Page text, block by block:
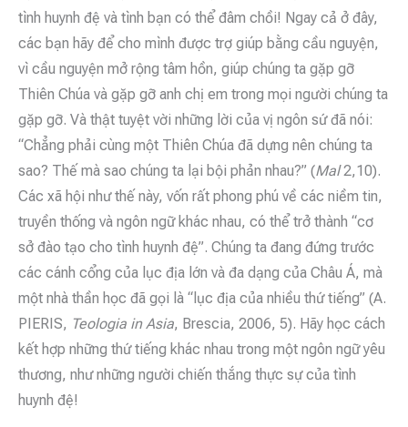
tình huynh đệ và tình bạn có thể đâm chồi! Ngay cả ở đây,
các bạn hãy để cho mình được trợ giúp bằng cầu nguyện,
vì cầu nguyện mở rộng tâm hồn, giúp chúng ta gặp gỡ
Thiên Chúa và gặp gỡ anh chị em trong mọi người chúng ta
gặp gỡ. Và thật tuyệt vời những lời của vị ngôn sứ đã nói:
“Chẳng phải cùng một Thiên Chúa đã dựng nên chúng ta
sao? Thế mà sao chúng ta lại bội phản nhau?” (Mal2,10).
Các xã hội như thế này, vốn rất phong phú về các niềm tin,
truyền thống và ngôn ngữ khác nhau, có thể trở thành “cơ
sở đào tạo cho tình huynh đệ”. Chúng ta đang đứng trước
các cánh cổng của lục địa lớn và đa dạng của Châu Á, mà
một nhà thần học đã gọi là “lục địa của nhiều thứ tiếng” (A.
PIERIS, Teologia in Asia, Brescia, 2006, 5). Hãy học cách
kết hợp những thứ tiếng khác nhau trong một ngôn ngữ yêu
thương, như những người chiến thắng thực sự của tình
huynh đệ!